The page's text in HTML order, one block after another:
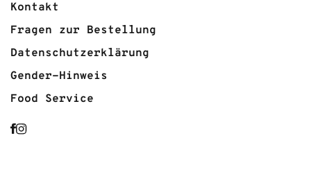
Kontakt
Fragen zur Bestellung
Datenschutzerklärung
Gender-Hinweis
Food Service